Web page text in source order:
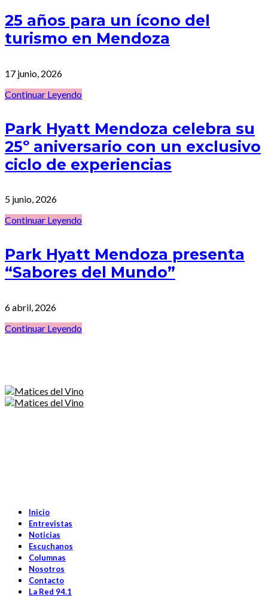
25 años para un ícono del
turismo en Mendoza
17 junio, 2026
Continuar Leyendo
Park Hyatt Mendoza celebra su
25º aniversario con un exclusivo
ciclo de experiencias
5 junio, 2026
Continuar Leyendo
Park Hyatt Mendoza presenta
“Sabores del Mundo”
6 abril, 2026
Continuar Leyendo
Inicio
Entrevistas
Noticias
Escuchanos
Columnas
Nosotros
Contacto
La Red 94.1